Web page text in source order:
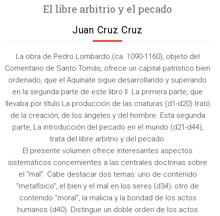
El libre arbitrio y el pecado
Juan Cruz Cruz
La obra de Pedro Lombardo (ca. 1090-1160), objeto del
Comentario de Santo Tomás, ofrece un capital patrístico bien
ordenado, que el Aquinate sigue desarrollando y superando
en la segunda parte de este libro II. La primera parte, que
llevaba por título La producción de las criaturas (d1-d20) trató
de la creación, de los ángeles y del hombre. Esta segunda
parte, La introducción del pecado en el mundo (d21-d44),
trata del libre arbitrio y del pecado.
El presente volumen ofrece interesantes aspectos
sistemáticos concernientes a las centrales doctrinas sobre
el "mal". Cabe destacar dos temas: uno de contenido
"metafísico", el bien y el mal en los seres (d34); otro de
contenido "moral", la malicia y la bondad de los actos
humanos (d40). Distingue un doble orden de los actos